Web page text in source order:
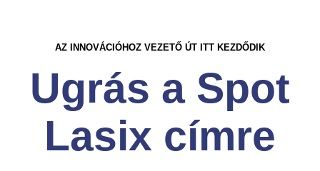
AZ INNOVÁCIÓHOZ VEZETŐ ÚT ITT KEZDŐDIK
Ugrás a Spot
Lasix címre